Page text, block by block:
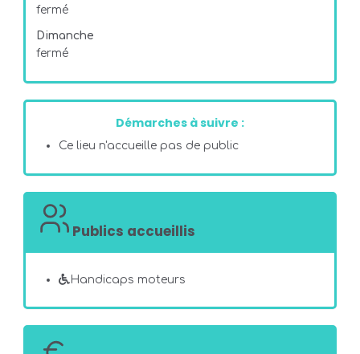
fermé
Dimanche
fermé
Démarches à suivre :
Ce lieu n'accueille pas de public
Publics accueillis
Handicaps moteurs